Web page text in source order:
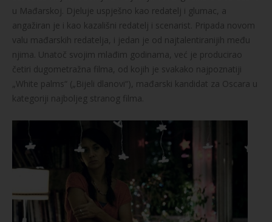
u Mađarskoj. Djeluje uspješno kao redatelj i glumac, a
angažiran je i kao kazališni redatelj i scenarist. Pripada novom
valu mađarskih redatelja, i jedan je od najtalentiranijih među
njima. Unatoč svojim mlađim godinama, već je producirao
četiri dugometražna filma, od kojih je svakako najpoznatiji
„White palms“ („Bijeli dlanovi“), mađarski kandidat za Oscara u
kategoriji najboljeg stranog filma.